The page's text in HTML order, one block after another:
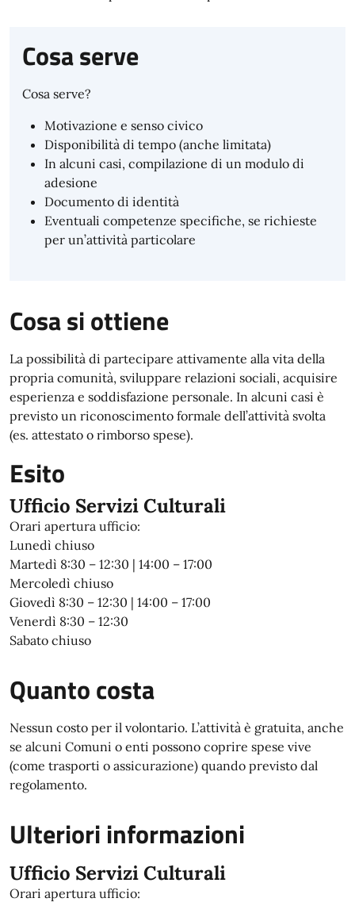
Cosa serve
Cosa serve?
Motivazione e senso civico
Disponibilità di tempo (anche limitata)
In alcuni casi, compilazione di un modulo di
adesione
Documento di identità
Eventuali competenze specifiche, se richieste
per un’attività particolare
Cosa si ottiene
La possibilità di partecipare attivamente alla vita della
propria comunità, sviluppare relazioni sociali, acquisire
esperienza e soddisfazione personale. In alcuni casi è
previsto un riconoscimento formale dell’attività svolta
(es. attestato o rimborso spese).
Esito
Ufficio Servizi Culturali
Orari apertura ufficio:
Lunedì chiuso
Martedì 8:30 – 12:30 | 14:00 – 17:00
Mercoledì chiuso
Giovedì 8:30 – 12:30 | 14:00 – 17:00
Venerdì 8:30 – 12:30
Sabato chiuso
Quanto costa
Nessun costo per il volontario. L’attività è gratuita, anche
se alcuni Comuni o enti possono coprire spese vive
(come trasporti o assicurazione) quando previsto dal
regolamento.
Ulteriori informazioni
Ufficio Servizi Culturali
Orari apertura ufficio: